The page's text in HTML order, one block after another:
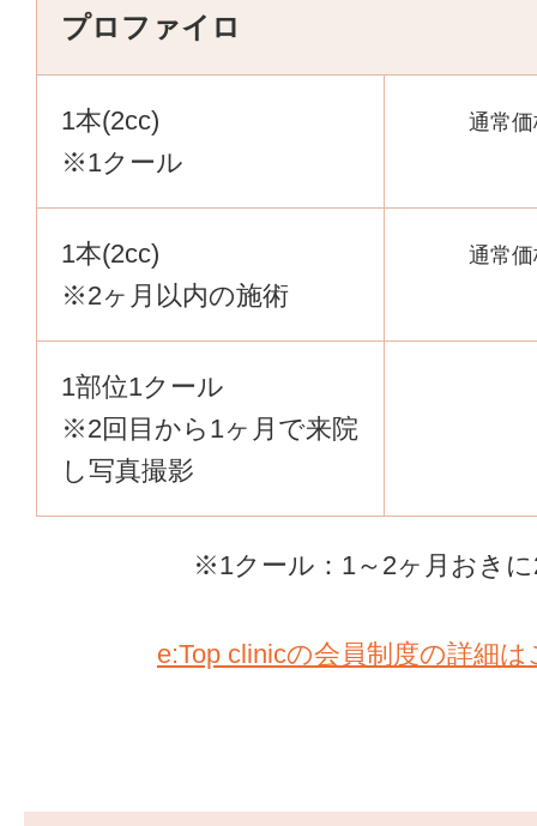
プロファイロ
1本(2cc)
※1クール
通常
1本(2cc)
※2ヶ月以内の施術
通常
1部位1クール
※2回目から1ヶ月で来院
し写真撮影
※1クール：1～2ヶ月おき
e:Top clinicの会員制度の詳細